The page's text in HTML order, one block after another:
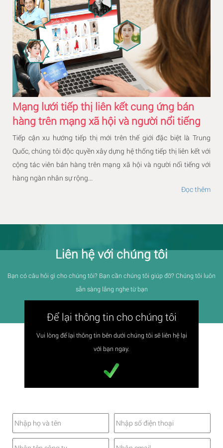
Mạng lưới tiếp thị liên kết cung ứng bán
hàng trên mạng xã hội và người nổi tiếng
Tiếp cận xu hướng tiếp thị mới trên thế giới đặc biệt là Trung
Quốc, chúng tôi độc quyền xây dựng hệ thống tiếp thị liên kết với
cộng tác viên bán hàng trên mạng xã hội và người nổi tiếng với
hàng ngàn nhân sự rộng...
Đọc thêm
Liên hệ với chúng tôi
Bạn có câu hỏi gì cho chúng tôi? Bạn cần chúng tôi giúp đỡ? Chúng tôi luôn
sẵn sàng lắng nghe từ bạn
Để lại thông tin cho chúng tôi
Vui lòng để lại thông tin bên dưới chúng tôi sẽ liên hệ lại
với bạn ngay.